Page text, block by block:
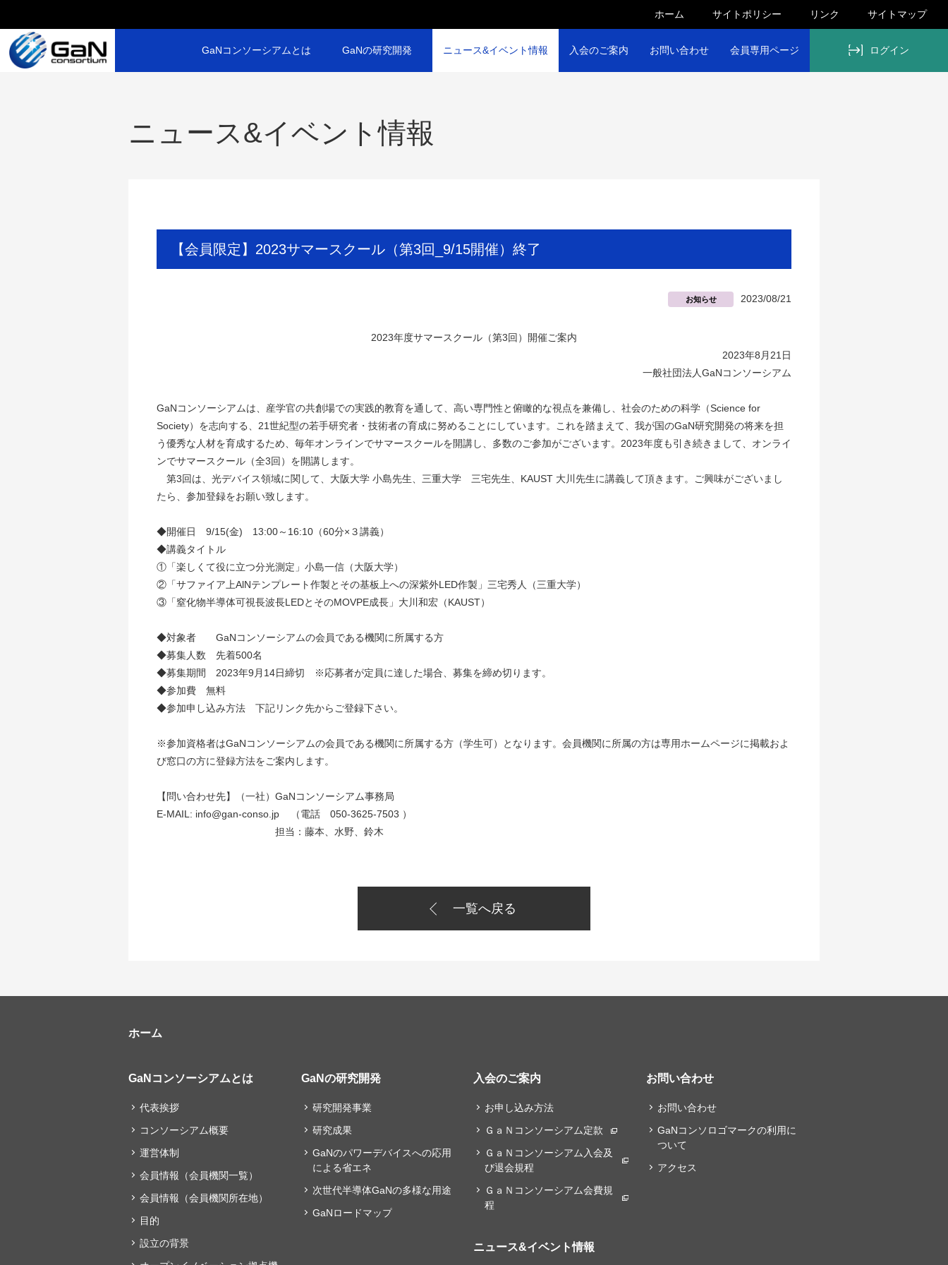
ホーム サイトポリシー リンク サイトマップ
GaNコンソーシアムとは GaNの研究開発 ニュース&イベント情報 入会のご案内 お問い合わせ 会員専用ページ ログイン
ニュース&イベント情報
【会員限定】2023サマースクール（第3回_9/15開催）終了
お知らせ 2023/08/21
2023年度サマースクール（第3回）開催ご案内
2023年8月21日
一般社団法人GaNコンソーシアム
GaNコンソーシアムは、産学官の共創場での実践的教育を通して、高い専門性と俯瞰的な視点を兼備し、社会のための科学（Science for
Society）を志向する、21世紀型の若手研究者・技術者の育成に努めることにしています。これを踏まえて、我が国のGaN研究開発の将来を担
う優秀な人材を育成するため、毎年オンラインでサマースクールを開講し、多数のご参加がございます。2023年度も引き続きまして、オンライ
ンでサマースクール（全3回）を開講します。
第3回は、光デバイス領域に関して、大阪大学 小島先生、三重大学 三宅先生、KAUST 大川先生に講義して頂きます。ご興味がございまし
たら、参加登録をお願い致します。
◆開催日 9/15(金) 13:00～16:10（60分×３講義）
◆講義タイトル
①「楽しくて役に立つ分光測定」小島一信（大阪大学）
②「サファイア上AlNテンプレート作製とその基板上への深紫外LED作製」三宅秀人（三重大学）
③「窒化物半導体可視長波長LEDとそのMOVPE成長」大川和宏（KAUST）
◆対象者 GaNコンソーシアムの会員である機関に所属する方
◆募集人数 先着500名
◆募集期間 2023年9月14日締切 ※応募者が定員に達した場合、募集を締め切ります。
◆参加費 無料
◆参加申し込み方法 下記リンク先からご登録下さい。
※参加資格者はGaNコンソーシアムの会員である機関に所属する方（学生可）となります。会員機関に所属の方は専用ホームページに掲載およ
び窓口の方に登録方法をご案内します。
【問い合わせ先】（一社）GaNコンソーシアム事務局
E-MAIL: info@gan-conso.jp （電話 050-3625-7503 ）
担当：藤本、水野、鈴木
一覧へ戻る
ホーム
GaNコンソーシアムとは
代表挨拶
コンソーシアム概要
運営体制
会員情報（会員機関一覧）
会員情報（会員機関所在地）
目的
設立の背景
GaNの研究開発
研究開発事業
研究成果
GaNのパワーデバイスへの応用
による省エネ
次世代半導体GaNの多様な用途
GaNロードマップ
入会のご案内
お申し込み方法
ＧａＮコンソーシアム定款
ＧａＮコンソーシアム入会及
び退会規程
ＧａＮコンソーシアム会費規
程
お問い合わせ
お問い合わせ
GaNコンソロゴマークの利用に
ついて
アクセス
ニュース&イベント情報